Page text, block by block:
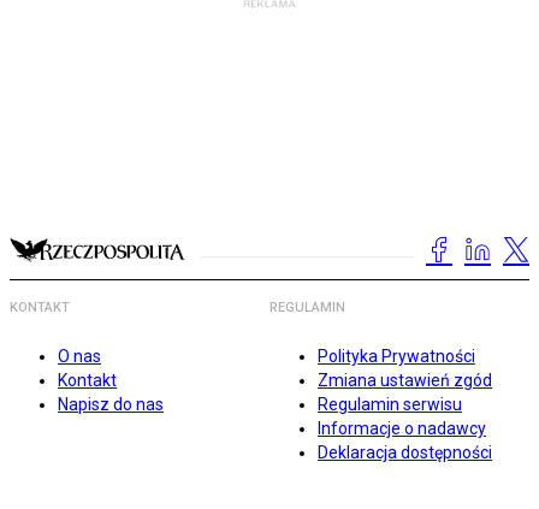
KONTAKT
O nas
Kontakt
Napisz do nas
REGULAMIN
Polityka Prywatności
Zmiana ustawień zgód
Regulamin serwisu
Informacje o nadawcy
Deklaracja dostępności